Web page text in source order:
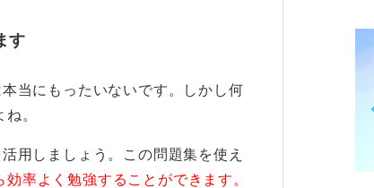
スコアを左右する
要すること、さらにパソコン操作
す
当にもったいないです。しかし何
。
活用しましょう。この問題集を使え
率よく勉強することができます。